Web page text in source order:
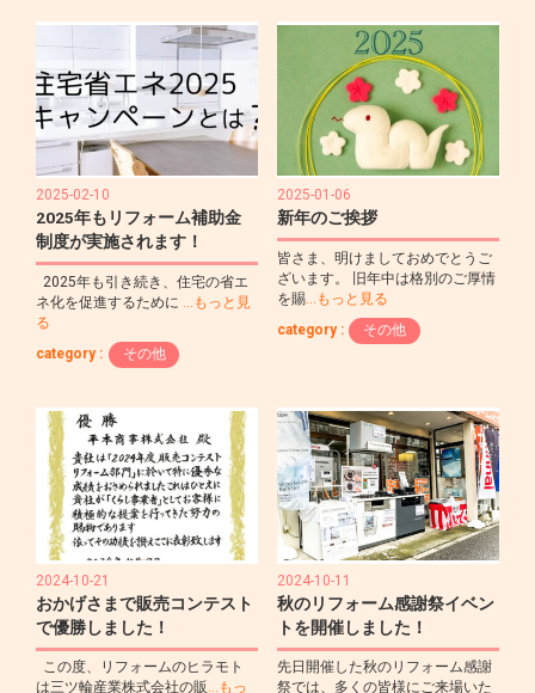
2025-02-10
2025年もリフォーム補助金
制度が実施されます！
2025年も引き続き、住宅の省エ
ネ化を促進するために …もっと見
る
category :
その他
2025-01-06
新年のご挨拶
皆さま、明けましておめでとうご
ざいます。 旧年中は格別のご厚情
を賜…もっと見る
category :
その他
2024-10-21
おかげさまで販売コンテスト
で優勝しました！
この度、リフォームのヒラモト
は三ツ輪産業株式会社の販 …もっ
2024-10-11
秋のリフォーム感謝祭イベン
トを開催しました！
先日開催した秋のリフォーム感謝
祭では、多くの皆様にご来場いた